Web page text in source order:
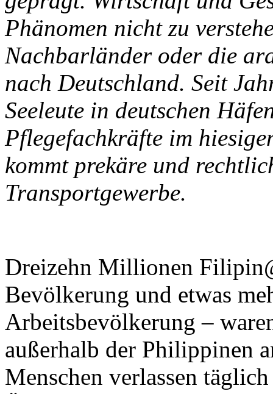
Phänomen nicht zu
Nachbarländer oder die
nach Deutschland. Seit
Seeleute in deutschen
Pflegefachkräfte im
kommt prekäre und
Transportgewerbe.
Dreizehn Millionen
Bevölkerung und etwas
Arbeitsbevölkerung –
außerhalb der Philippinen
Menschen verlassen